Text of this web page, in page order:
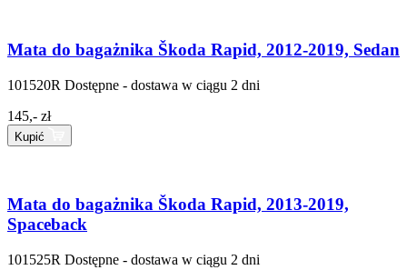
Mata do bagażnika Škoda Rapid, 2012-2019, Sedan
101520R Dostępne - dostawa w ciągu 2 dni
145,- zł
Kupić
Mata do bagażnika Škoda Rapid, 2013-2019,
Spaceback
101525R Dostępne - dostawa w ciągu 2 dni